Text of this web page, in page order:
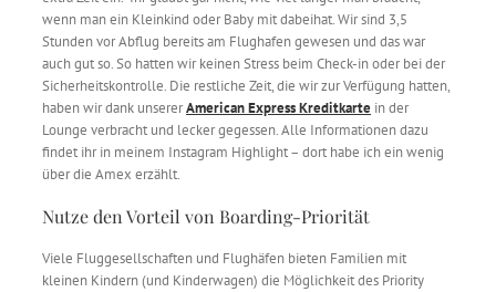
wenn man ein Kleinkind oder Baby mit dabeihat. Wir sind 3,5
Stunden vor Abflug bereits am Flughafen gewesen und das war
auch gut so. So hatten wir keinen Stress beim Check-in oder bei der
Sicherheitskontrolle. Die restliche Zeit, die wir zur Verfügung hatten,
haben wir dank unsererAmerican Express Kreditkarte in der
Lounge verbracht und lecker gegessen. Alle Informationen dazu
findet ihr in meinem Instagram Highlight – dort habe ich ein wenig
über die Amex erzählt.
Nutze den Vorteil von Boarding-Priorität
Viele Fluggesellschaften und Flughäfen bieten Familien mit
kleinen Kindern (und Kinderwagen) die Möglichkeit des Priority